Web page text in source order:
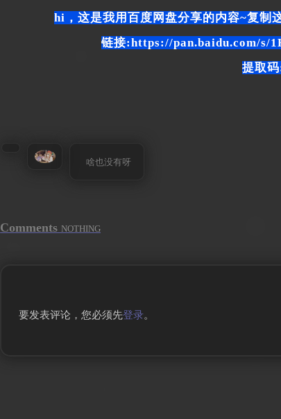
hi，这是我用百度网盘分享的内容~复制
链接:https://pan.baidu.com/s/
提取
啥也没有呀
Comments NOTHING
要发表评论，您必须先登录。